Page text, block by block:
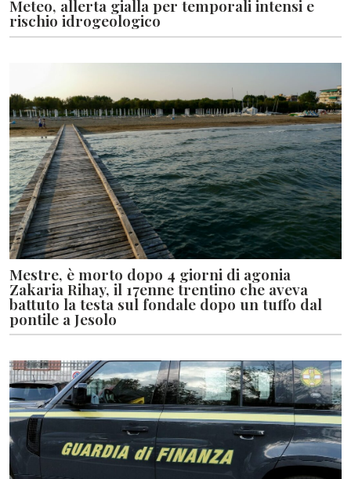
Meteo, allerta gialla per temporali intensi e
rischio idrogeologico
Mestre, è morto dopo 4 giorni di agonia
Zakaria Rihay, il 17enne trentino che aveva
battuto la testa sul fondale dopo un tuffo dal
pontile a Jesolo